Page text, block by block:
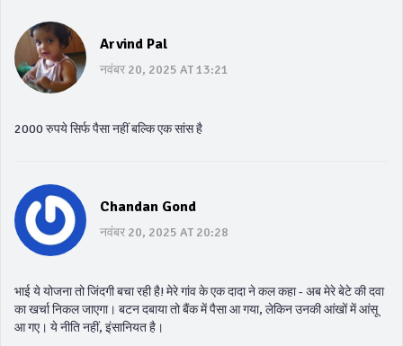
Arvind Pal
नवंबर 20, 2025 AT 13:21
2000 रुपये सिर्फ पैसा नहीं बल्कि एक सांस है
Chandan Gond
नवंबर 20, 2025 AT 20:28
भाई ये योजना तो जिंदगी बचा रही है! मेरे गांव के एक दादा ने कल कहा - अब मेरे बेटे की दवा
का खर्चा निकल जाएगा। बटन दबाया तो बैंक में पैसा आ गया, लेकिन उनकी आंखों में आंसू
आ गए। ये नीति नहीं, इंसानियत है।